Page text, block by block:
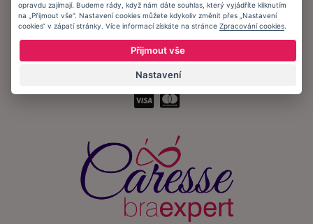
Zůstaňte s námi v kontaktu.
Přijímáme platby:
opravdu zajímají. Budeme rády, když nám dáte souhlas, který vyjádříte kliknutím
na „Přijmout vše“. Nastavení cookies můžete kdykoliv změnit přes „Nastavení
cookies“ v zápatí stránky. Více informací získáte na stránce Zpracování cookies
Přijmout vše
Nastavení